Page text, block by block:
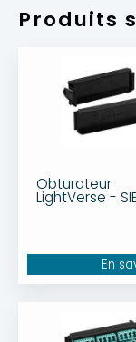
Produits
Obturateur
LightVerse -
En